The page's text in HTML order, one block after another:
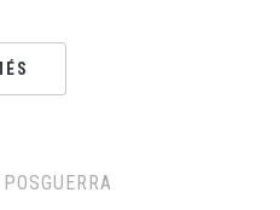
POSGUERRA